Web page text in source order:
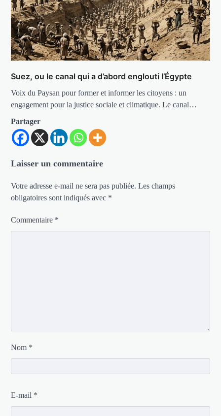
Suez, ou le canal qui a d’abord englouti l’Égypte
Voix du Paysan pour former et informer les citoyens : un
engagement pour la justice sociale et climatique. Le canal…
Partager
Laisser un commentaire
Votre adresse e-mail ne sera pas publiée. Les champs
obligatoires sont indiqués avec *
Commentaire *
Nom *
E-mail *